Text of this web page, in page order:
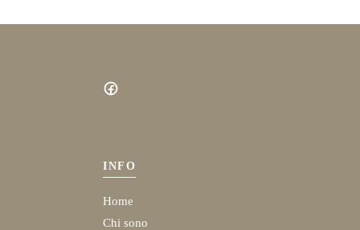
INFO
Home
Chi sono